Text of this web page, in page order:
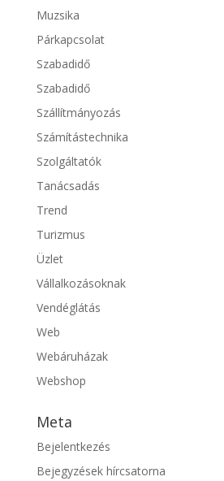
Muzsika
Párkapcsolat
Szabadidő
Szabadidő
Szállítmányozás
Számítástechnika
Szolgáltatók
Tanácsadás
Trend
Turizmus
Üzlet
Vállalkozásoknak
Vendéglátás
Web
Webáruházak
Webshop
Meta
Bejelentkezés
Bejegyzések hírcsatorna